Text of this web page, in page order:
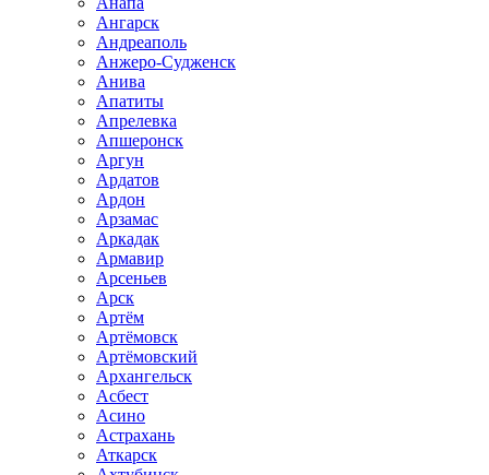
Ангарск
Андреаполь
Анжеро-Судженск
Анива
Апатиты
Апрелевка
Апшеронск
Аргун
Ардатов
Ардон
Арзамас
Аркадак
Армавир
Арсеньев
Арск
Артём
Артёмовск
Артёмовский
Архангельск
Асбест
Асино
Астрахань
Аткарск